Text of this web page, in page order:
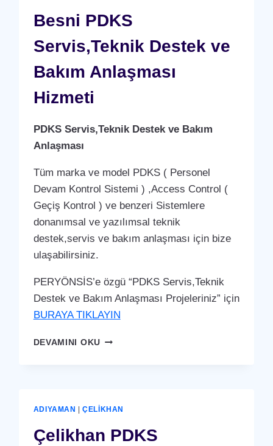
HIZMETI
Besni PDKS
Servis,Teknik Destek ve
Bakım Anlaşması
Hizmeti
PDKS Servis,Teknik Destek ve Bakım
Anlaşması
Tüm marka ve model PDKS ( Personel
Devam Kontrol Sistemi ) ,Access Control (
Geçiş Kontrol ) ve benzeri Sistemlere
donanımsal ve yazılımsal teknik
destek,servis ve bakım anlaşması için bize
ulaşabilirsiniz.
PERYÖNSİS’e özgü “PDKS Servis,Teknik
Destek ve Bakım Anlaşması Projeleriniz” için
BURAYA TIKLAYIN
DEVAMINI OKUBESNI
BAKIM
HIZMETI
ADIYAMAN |ÇELIKHAN
Çelikhan PDKS